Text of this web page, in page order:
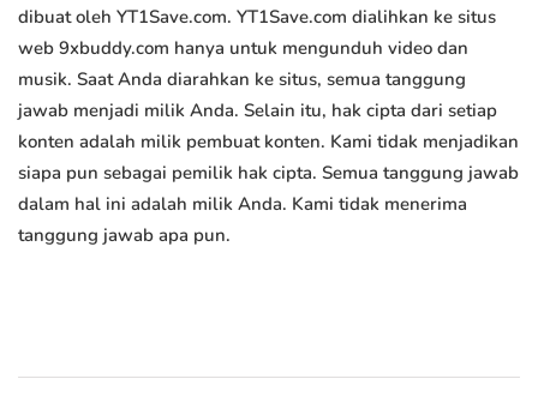
dibuat oleh YT1Save.com. YT1Save.com dialihkan ke situs
web 9xbuddy.com hanya untuk mengunduh video dan
musik. Saat Anda diarahkan ke situs, semua tanggung
jawab menjadi milik Anda. Selain itu, hak cipta dari setiap
konten adalah milik pembuat konten. Kami tidak menjadikan
siapa pun sebagai pemilik hak cipta. Semua tanggung jawab
dalam hal ini adalah milik Anda. Kami tidak menerima
tanggung jawab apa pun.